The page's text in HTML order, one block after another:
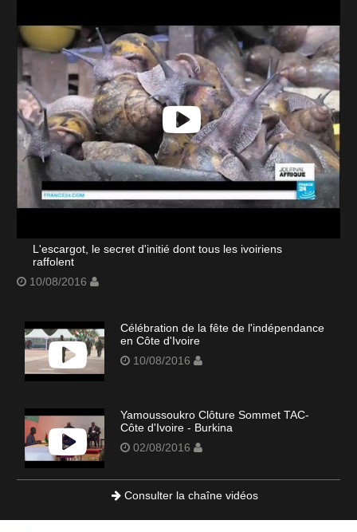
L'escargot, le secret d'initié dont tous les ivoiriens
raffolent
10/08/2016
Célébration de la fête de l'indépendance
en Côte d'Ivoire
10/08/2016
Yamoussoukro Clôture Sommet TAC-
Côte d'Ivoire - Burkina
02/08/2016
Consulter la chaîne vidéos